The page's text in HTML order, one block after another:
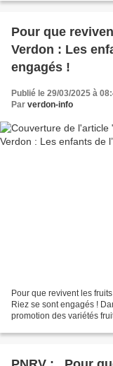
Pour que
Verdon : Les
engagés !
Publié le 29/03/2025 à
Par verdon-info
Pour que revivent les
Riez se sont engagés !
promotion des variétés